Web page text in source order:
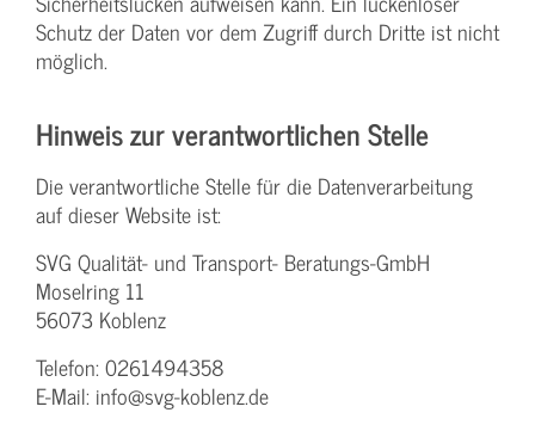
Schutz der Daten vor dem Zugriff durch Dritte ist nicht
möglich.
Hinweis zur verantwortlichen Stelle
Die verantwortliche Stelle für die Datenverarbeitung
auf dieser Website ist:
SVG Qualität- und Transport- Beratungs-GmbH
Moselring 11
56073 Koblenz
Telefon: 0261494358
E-Mail: info@svg-koblenz.de